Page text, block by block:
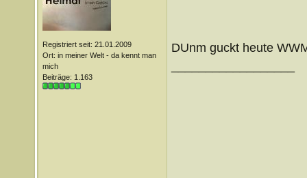
Registriert seit: 21.01.2009
Ort: in meiner Welt - da kennt man
mich
Beiträge: 1.163
DUnm guckt heute